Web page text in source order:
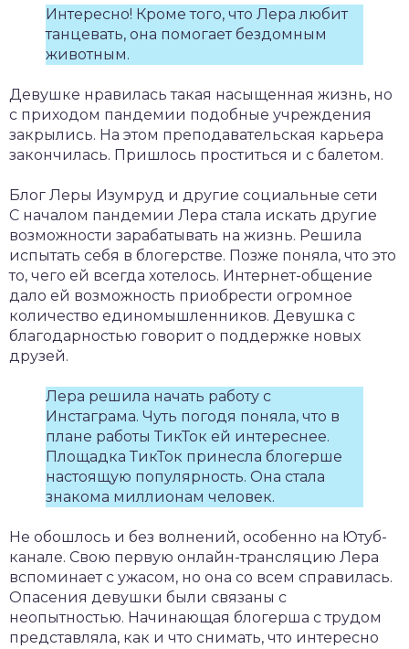
Интересно! Кроме того, что Лера любит
танцевать, она помогает бездомным
животным.
Девушке нравилась такая насыщенная жизнь, но
с приходом пандемии подобные учреждения
закрылись. На этом преподавательская карьера
закончилась. Пришлось проститься и с балетом.
Блог Леры Изумруд и другие социальные сети
С началом пандемии Лера стала искать другие
возможности зарабатывать на жизнь. Решила
испытать себя в блогерстве. Позже поняла, что это
то, чего ей всегда хотелось. Интернет-общение
дало ей возможность приобрести огромное
количество единомышленников. Девушка с
благодарностью говорит о поддержке новых
друзей.
Лера решила начать работу с
Инстаграма. Чуть погодя поняла, что в
плане работы ТикТок ей интереснее.
Площадка ТикТок принесла блогерше
настоящую популярность. Она стала
знакома миллионам человек.
Не обошлось и без волнений, особенно на Ютуб-
канале. Свою первую онлайн-трансляцию Лера
вспоминает с ужасом, но она со всем справилась.
Опасения девушки были связаны с
неопытностью. Начинающая блогерша с трудом
представляла, как и что снимать, что интересно